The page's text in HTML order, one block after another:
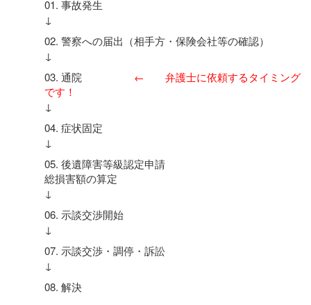
事故発生
↓
警察への届出（相手方・保険会社等の確認）
↓
通院 ← 弁護士に依頼するタイミング
です！
↓
症状固定
↓
後遺障害等級認定申請
総損害額の算定
↓
示談交渉開始
↓
示談交渉・調停・訴訟
↓
解決